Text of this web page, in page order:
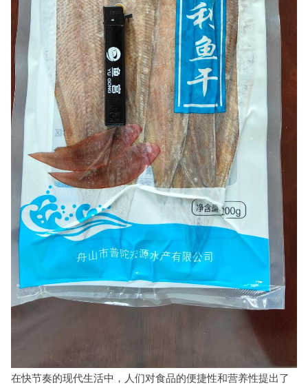
在快节奏的现代生活中，人们对食品的便捷性和营养性提出了